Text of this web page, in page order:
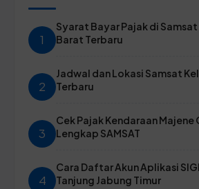
1
Syarat Bayar Pajak di
Barat Terbaru
2
Jadwal dan Lokasi Samsat
Terbaru
3
Cek Pajak Kendaraan Majene
Lengkap SAMSAT
4
Cara Daftar Akun Aplikasi
Tanjung Jabung Timur